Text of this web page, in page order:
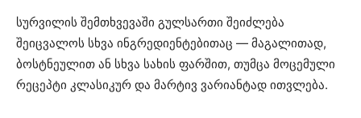
სურვილის შემთხვევაში გულსართი შეიძლება
შეიცვალოს სხვა ინგრედიენტებითაც — მაგალითად,
ბოსტნეულით ან სხვა სახის ფარშით, თუმცა მოცემული
რეცეპტი კლასიკურ და მარტივ ვარიანტად ითვლება.